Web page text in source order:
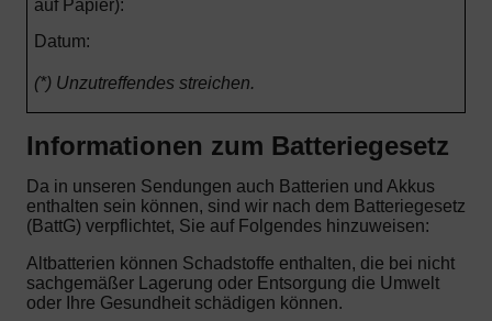
auf Papier):
Datum:
(*) Unzutreffendes streichen.
Informationen zum Batteriegesetz
Da in unseren Sendungen auch Batterien und Akkus
enthalten sein können, sind wir nach dem Batteriegesetz
(BattG) verpflichtet, Sie auf Folgendes hinzuweisen:
Altbatterien können Schadstoffe enthalten, die bei nicht
sachgemäßer Lagerung oder Entsorgung die Umwelt
oder Ihre Gesundheit schädigen können.